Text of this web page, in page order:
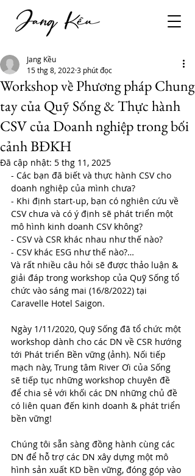
Workshop về Phương pháp Chung
tay của Quỹ Sống & Thực hành
CSV của Doanh nghiệp trong bối
cảnh BĐKH
Jang Kều
15 thg 8, 2022 3 phút đọc
Đã cập nhật: 5 thg 11, 2025
- Các bạn đã biết và thực hành CSV cho
doanh nghiệp của mình chưa?
- Khi định start-up, bạn có nghiên cứu về
CSV chưa và có ý định sẽ phát triển một
mô hình kinh doanh CSV không?
- CSV và CSR khác nhau như thế nào?
- CSV khác ESG như thế nào?…
Và rất nhiều câu hỏi sẽ được thảo luận &
giải đáp trong workshop của Quỹ Sống tổ
chức vào sáng mai (16/8/2022) tại
Caravelle Hotel Saigon.
Ngày 1/11/2020, Quỹ Sống đã tổ chức một
workshop dành cho các DN về CSR hướng
tới Phát triển Bền vững (ảnh). Nối tiếp
mạch này, Trung tâm River Ơi của Sống
sẽ tiếp tục những workshop chuyên đề
để chia sẻ với khối các DN những chủ đề
có liên quan đến kinh doanh & phát triển
bền vững!
Chúng tôi sẵn sàng đồng hành cùng các
DN để hỗ trợ các DN xây dựng một mô
hình sản xuất KD bền vững, đóng góp vào